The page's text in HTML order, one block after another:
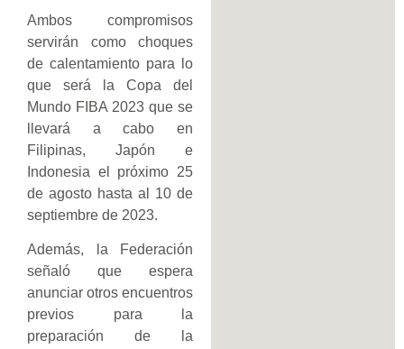
Ambos compromisos
servirán como choques
de calentamiento para lo
que será la Copa del
Mundo FIBA 2023 que se
llevará a cabo en
Filipinas, Japón e
Indonesia el próximo 25
de agosto hasta al 10 de
septiembre de 2023.
Además, la Federación
señaló que espera
anunciar otros encuentros
previos para la
preparación de la